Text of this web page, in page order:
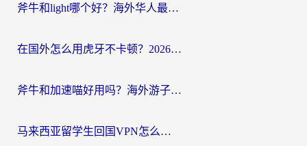
斧牛和light哪个好？海外华人最关心的回国加速器选择难题，一篇讲透
在国外怎么用虎牙不卡顿？2026海外华人亲测有效的回国加速器选择指南
斧牛和加速喵好用吗？海外游子的真实选择困境
马来西亚留学生回国VPN怎么选？3个避坑点+1款实测好用的加速器推荐